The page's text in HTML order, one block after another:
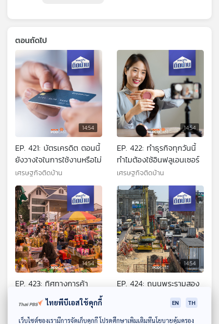
ดาวน์โหลด Thai PBS Podcast Application
ตอนถัดไป
14:54
EP. 421: บัตรเครดิต ตอนนี้
ยังวางใจในการใช้งานหรือไม่
เศรษฐกิจติดบ้าน
14:54
EP. 422: ทำธุรกิจทุกวันนี้
ทำไมต้องใช้อินฟลูเอนเซอร์
เศรษฐกิจติดบ้าน
14:54
EP. 423: ทิศทางการค้า
ชายแดนไทย หลังเกิด
รัฐประหารในเมียนมา
เศรษฐกิจติดบ้าน
14:54
EP. 424: ถนนพระรามสอง
สร้างเรื้องรัง เศรษฐกิจพัง
ไทยพีบีเอสใช้คุกกี้ EN TH
เว็บไซต์ของเรามีการจัดเก็บคุกกี้ โปรดศึกษาเพิ่มเติมที่นโยบายคุ้มครอง